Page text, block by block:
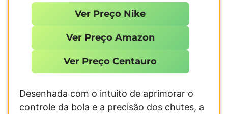
Ver Preço Nike
Ver Preço Amazon
Ver Preço Centauro
Desenhada com o intuito de aprimorar o
controle da bola e a precisão dos chutes, a